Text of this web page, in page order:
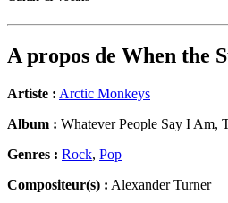
A propos de When the
Artiste : Arctic Monkeys
Album : Whatever People Say I Am,
Genres : Rock, Pop
Compositeur(s) : Alexander Turner